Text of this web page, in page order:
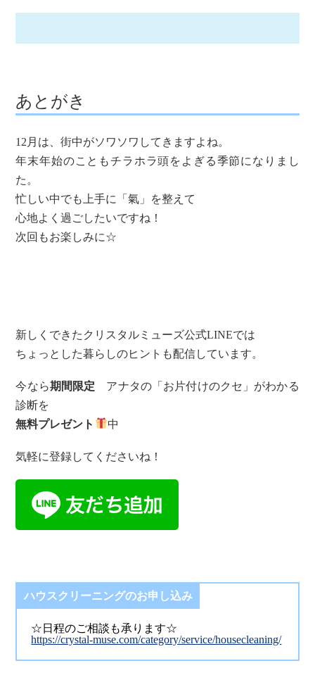
あとがき
12月は、街中がソワソワしてきますよね。
年末年始のこともチラホラ頭をよぎる季節になりまし
た。
忙しい中でも上手に「氣」を整えて
心地よく過ごしたいですね！
次回もお楽しみに☆
新しくできたクリスタルミューズ公式LINEでは
ちょっとした暮らしのヒントも配信しています。
今なら期間限定 アナタの「お片付けのクセ」がわかる
診断を
無料プレゼント
中
気軽に登録してくださいね！
ハウスクリーニングのお申し込み
☆日程のご相談も承ります☆
https://crystal-muse.com/category/service/housecleaning/